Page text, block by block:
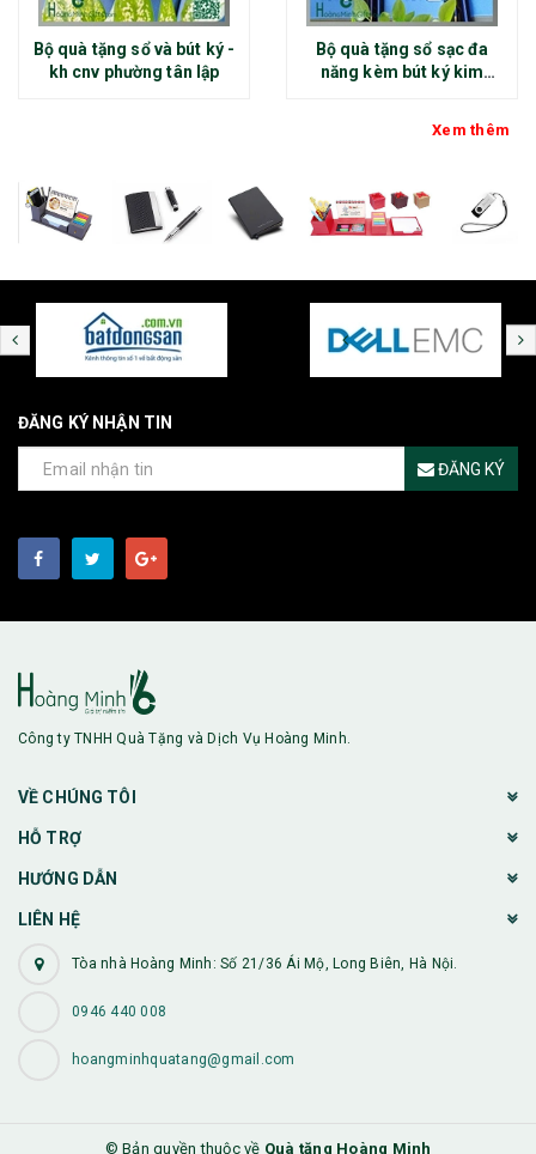
Bộ quà tặng sổ và bút ký -
kh cnv phường tân lập
Bộ quà tặng sổ sạc đa
năng kèm bút ký kim
Xem thêm
ĐĂNG KÝ NHẬN TIN
ĐĂNG KÝ
Công ty TNHH Quà Tặng và Dịch Vụ Hoàng Minh.
VỀ CHÚNG TÔI
HỖ TRỢ
HƯỚNG DẪN
LIÊN HỆ
Tòa nhà Hoàng Minh: Số 21/36 Ái Mộ, Long Biên, Hà Nội.
0946 440 008
hoangminhquatang@gmail.com
© Bản quyền thuộc về Quà tặng Hoàng Minh